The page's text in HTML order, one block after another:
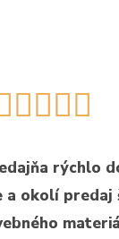

rýchlo
a okolí predaj